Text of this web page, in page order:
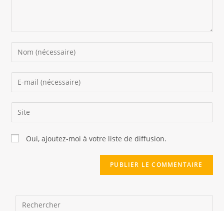
Enter
your
name
comment
Enter
your
email
address
comment
Saisir
l’URL
de
votre
Oui, ajoutez-moi à votre liste de diffusion.